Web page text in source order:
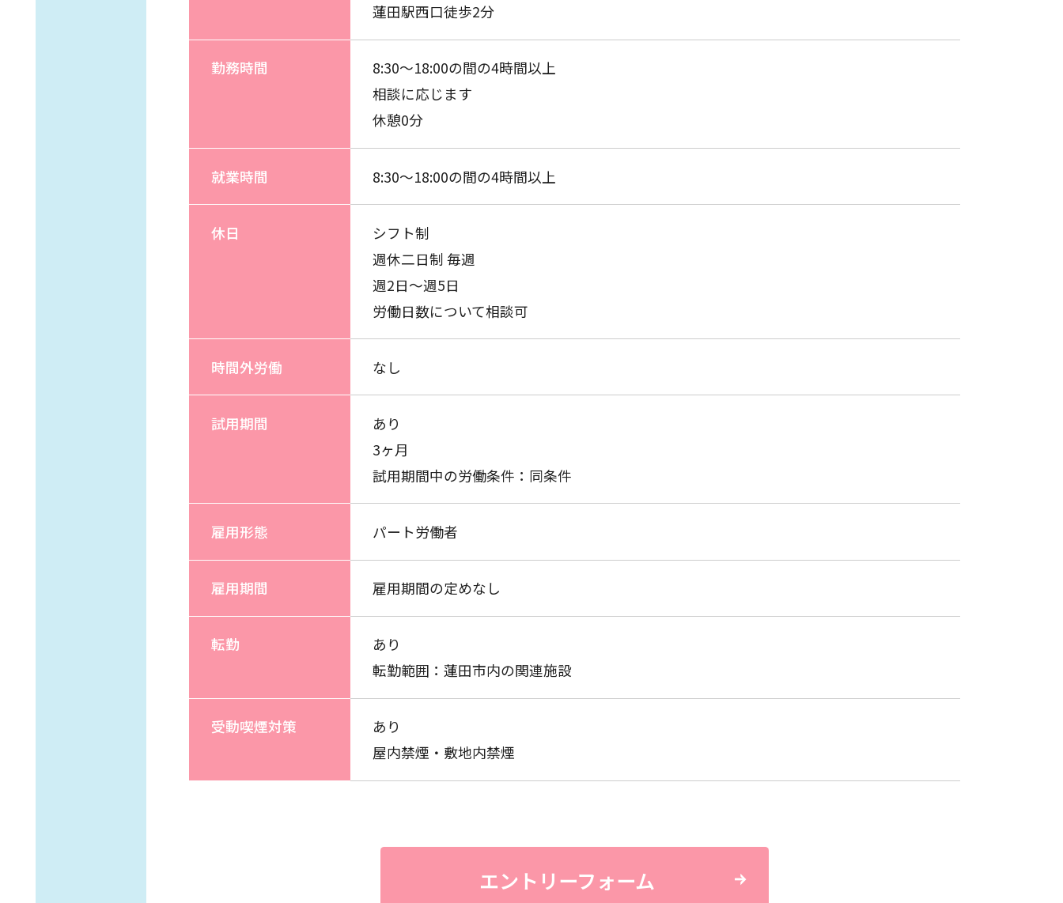
蓮田駅西口徒歩2分
勤務時間
8:30〜18:00の間の4時間以上
相談に応じます
休憩0分
就業時間 8:30〜18:00の間の4時間以上
休日
シフト制
週休二日制 毎週
週2日〜週5日
労働日数について相談可
時間外労働 なし
試用期間
あり
3ヶ月
試用期間中の労働条件：同条件
雇用形態 パート労働者
雇用期間 雇用期間の定めなし
転勤
あり
転勤範囲：蓮田市内の関連施設
受動喫煙対策
あり
屋内禁煙・敷地内禁煙
エントリーフォーム